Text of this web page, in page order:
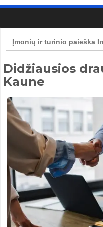
Search
for:
Didžiausios
Kaune